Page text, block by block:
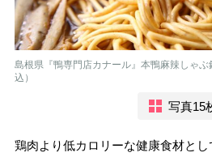
島根県『鴨専門店カナール』本鴨麻辣しゃ
込）
写真15
鶏肉より低カロリーな健康食材と